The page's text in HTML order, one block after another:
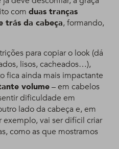
com duas tranças
trás da cabeça, formando,
para copiar o look (dá
lisos, cacheados…),
fica ainda mais impactante
volume– em cabelos
dificuldade em
lado da cabeça e, em
vai ser difícil criar
como as que mostramos